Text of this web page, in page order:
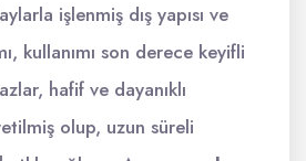
işlenmiş dış yapısı ve
kullanımı son derece keyifli
hafif ve dayanıklı
olup, uzun süreli